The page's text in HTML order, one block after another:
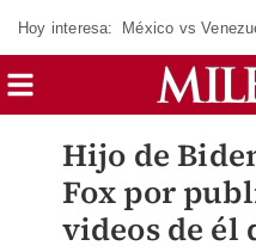
Hoy interesa: México vs
Hijo de
Fox por
videos de él